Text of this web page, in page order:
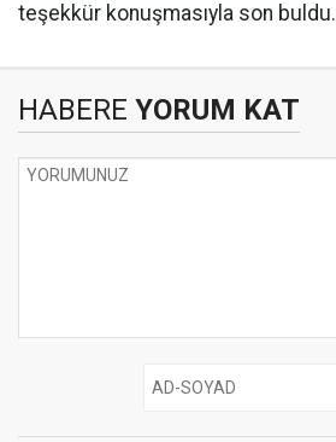
teşekkür konuşmasıyla son buldu.
HABERE YORUM KAT